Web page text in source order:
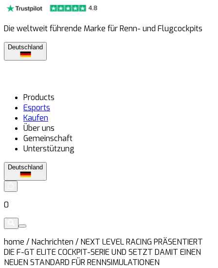
Die weltweit führende Marke für Renn- und Flugcockpits
Deutschland
Products
Esports
Kaufen
Über uns
Gemeinschaft
Unterstützung
Deutschland
0
home / Nachrichten / NEXT LEVEL RACING PRÄSENTIERT
DIE F-GT ELITE COCKPIT-SERIE UND SETZT DAMIT EINEN
NEUEN STANDARD FÜR RENNSIMULATIONEN